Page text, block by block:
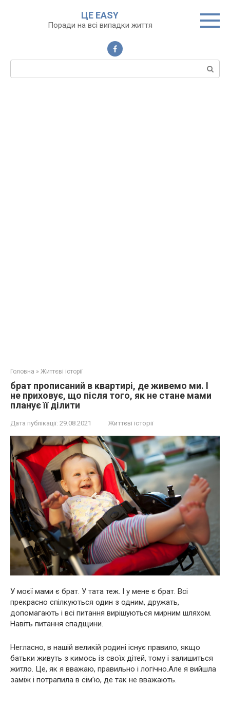
ЦЕ EASY
Поради на всі випадки життя
Пошук:
Головна » Життєві історії
брат прописаний в квартирі, де живемо ми. І
не приховує, що після того, як не стане мами
планує її ділити
Дата публікації: 29.08.2021 Життєві історії
У моєї мами є брат. У тата теж. І у мене є брат. Всі
прекрасно спілкуються один з одним, дружать,
допомагають і всі питання вирішуються мирним шляхом.
Навіть питання спадщини.
Негласно, в нашій великій родині існує правило, якщо
батьки живуть з кимось із своїх дітей, тому і залишиться
житло. Це, як я вважаю, правильно і логічно.Але я вийшла
заміж і потрапила в сім’ю, де так не вважають.